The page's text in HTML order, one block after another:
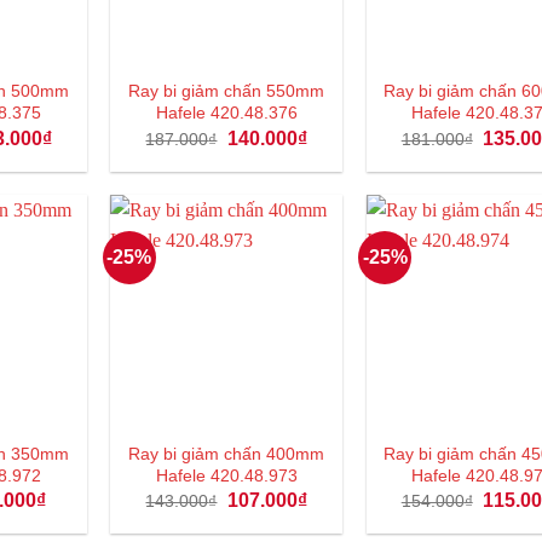
500mm
₫Giá
tại
123.000₫.
Ray bi giảm chấn 550mm
Hafele 420.48.376
187.000₫ Giá
là:
140.000₫Giá
tại
140.000₫.
Ray bi giảm chấn
Hafele
181.000₫ Giá
là:
350mm
₫Giá
tại
-25%
Ray bi giảm chấn 400mm
Hafele 420.48.973
143.000₫ Giá
là:
107.000₫Giá
tại
-25%
Ray bi giảm chấn
Hafele
154.000₫ Giá
là: